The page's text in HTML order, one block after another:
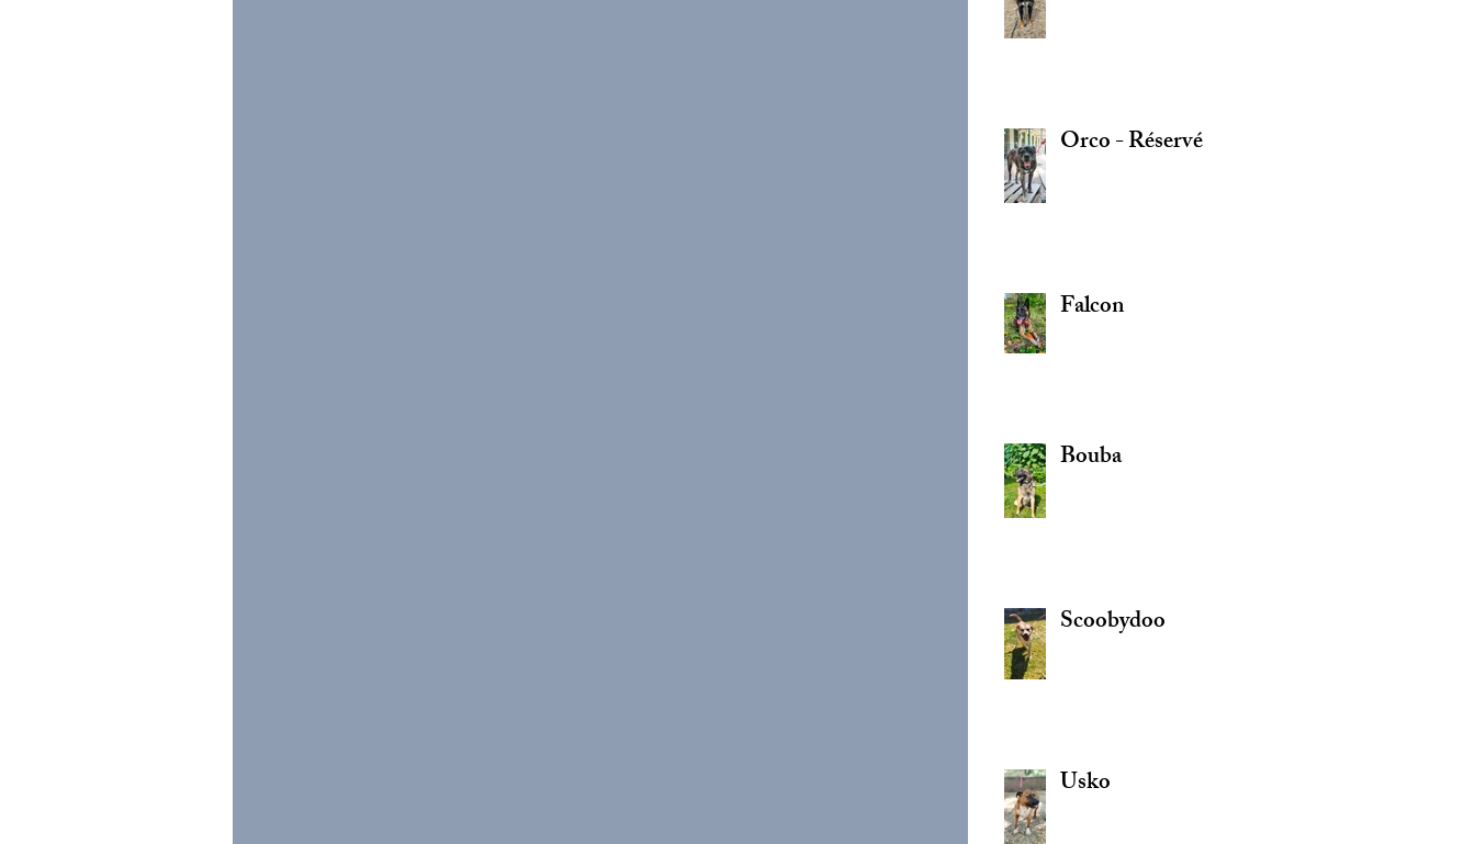
Orco - Réservé
Falcon
Bouba
Scoobydoo
Usko